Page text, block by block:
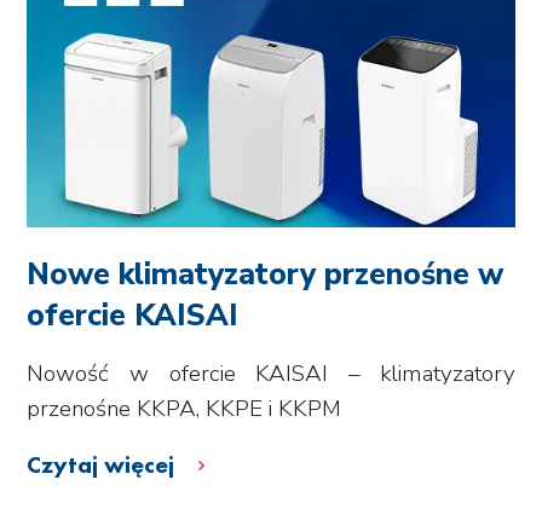
Nowe klimatyzatory przenośne w
ofercie KAISAI
Nowość w ofercie KAISAI – klimatyzatory
przenośne KKPA, KKPE i KKPM
Czytaj więcej